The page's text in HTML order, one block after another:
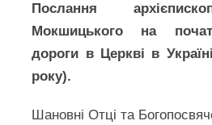
Послання
Мокшицького на
дороги в Церкві в
року).
Шановні Отці та